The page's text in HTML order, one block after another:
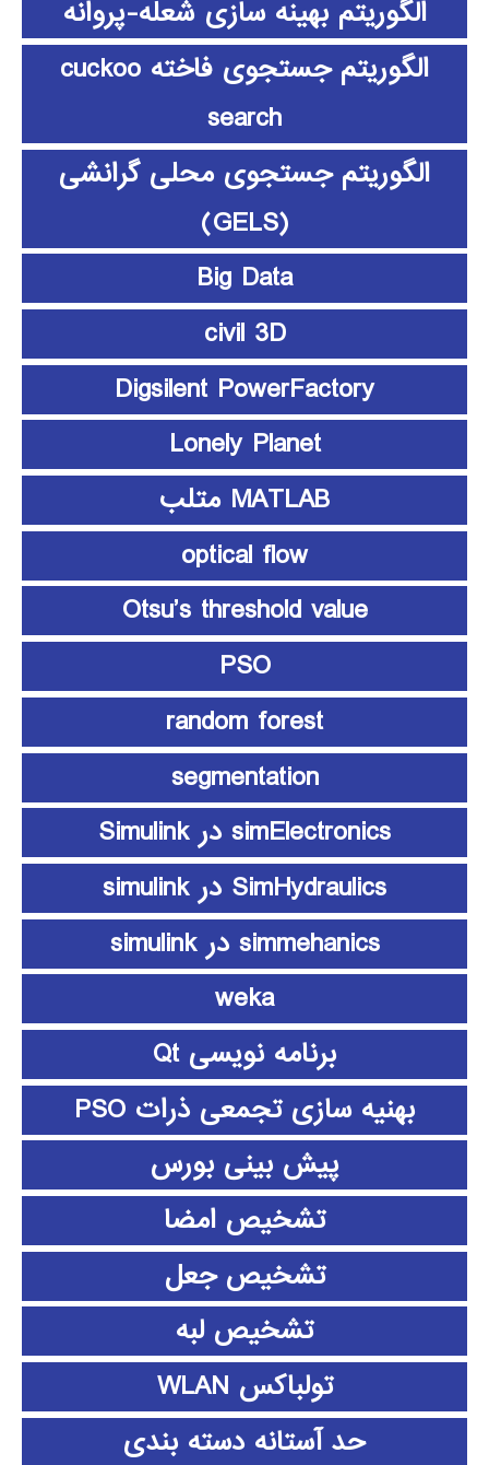
الگوریتم بهینه سازی شعله-پروانه
الگوریتم جستجوی فاخته cuckoo
search
الگوریتم جستجوی محلی گرانشی
(GELS)
Big Data
civil 3D
Digsilent PowerFactory
Lonely Planet
MATLAB متلب
optical flow
Otsu’s threshold value
PSO
random forest
segmentation
simElectronics در Simulink
SimHydraulics در simulink
simmehanics در simulink
weka
برنامه نویسی Qt
بهنیه سازی تجمعی ذرات PSO
پیش بینی بورس
تشخیص امضا
تشخیص جعل
تشخیص لبه
تولباکس WLAN
حد آستانه دسته بندی